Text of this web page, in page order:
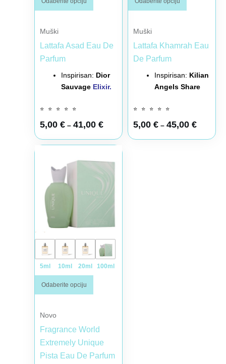
Muški
Lattafa Asad Eau De
Parfum
Inspirisan: Dior
Sauvage Elixir.
⭐ ⭐ ⭐ ⭐ ⭐
5,00 € – 41,00 €
Muški
Lattafa Khamrah Eau
De Parfum
Inspirisan: Kilian
Angels Share
⭐ ⭐ ⭐ ⭐ ⭐
5,00 € – 45,00 €
5ml 10ml 20ml 100ml
Odaberite opciju
Novo
Fragrance World
Extremely Unique
Pista Eau De Parfum
Raspon cena: od 4,00 € do 31,00 €
Ovaj proizvod ima više varijanti. Opcije mogu biti